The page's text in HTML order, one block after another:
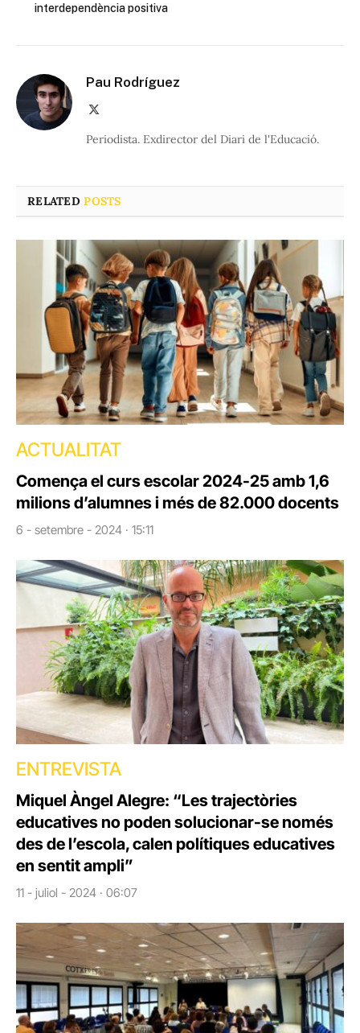
interdependència positiva
Pau Rodríguez
Periodista. Exdirector del Diari de l'Educació.
RELATEDPOSTS
ACTUALITAT
Comença el curs escolar 2024-25 amb 1,6
milions d’alumnes i més de 82.000 docents
6 - setembre - 2024 · 15:11
ENTREVISTA
Miquel Àngel Alegre: “Les trajectòries
educatives no poden solucionar-se només
des de l’escola, calen polítiques educatives
en sentit ampli”
11 - juliol - 2024 · 06:07